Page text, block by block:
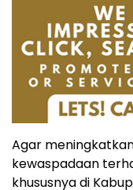
Agar
kewaspadaan
khususnya di